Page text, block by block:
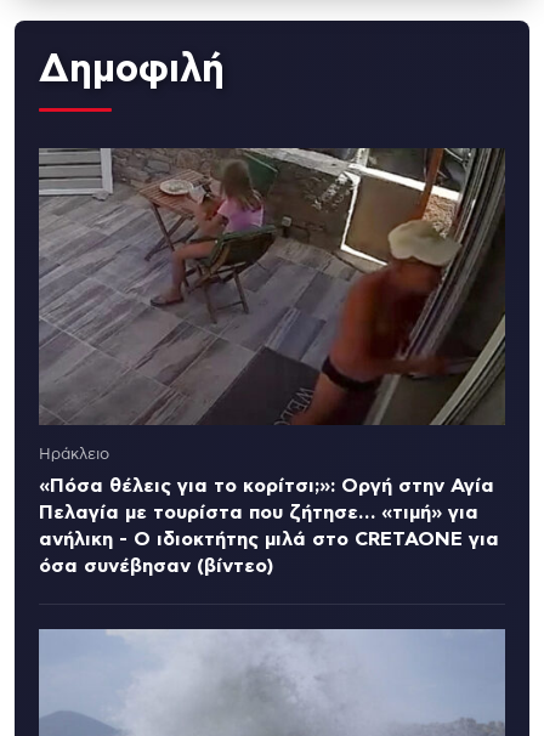
Δημοφιλή
Ηράκλειο
«Πόσα θέλεις για το κορίτσι;»: Οργή στην Αγία
Πελαγία με τουρίστα που ζήτησε… «τιμή» για
ανήλικη - Ο ιδιοκτήτης μιλά στο CRETAONE για
όσα συνέβησαν (βίντεο)